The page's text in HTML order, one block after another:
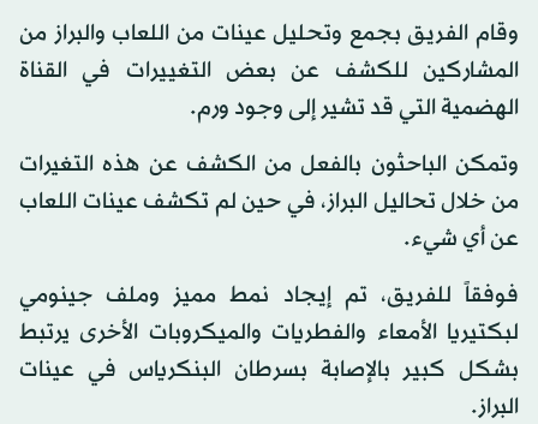
وقام الفريق بجمع وتحليل عينات من اللعاب والبراز من
المشاركين للكشف عن بعض التغييرات في القناة
الهضمية التي قد تشير إلى وجود ورم.
وتمكن الباحثون بالفعل من الكشف عن هذه التغيرات
من خلال تحاليل البراز، في حين لم تكشف عينات اللعاب
عن أي شيء.
فوفقاً للفريق، تم إيجاد نمط مميز وملف جينومي
لبكتيريا الأمعاء والفطريات والميكروبات الأخرى يرتبط
بشكل كبير بالإصابة بسرطان البنكرياس في عينات
البراز.